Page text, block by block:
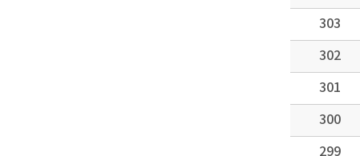
303
302
301
300
299